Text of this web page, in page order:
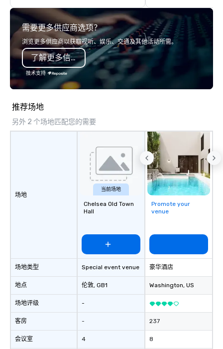
highly experienced and professional
team of chauffeurs and support staff;
you will know quality when you travel
with La Costa Limousine.
需要更多供应商选项？
浏览更多供应商以获取视听、娱乐、交通及其他活动所需。
了解更多信息
技术支持
推荐场地
另外 2 个场地匹配您的需要
场地
场地类型
地点
场地评级
客房
会议室
当前场地
Chelsea Old Town
Hall
Special event venue
伦敦, GB1
-
-
4
Promote your
venue
豪华酒店
Washington, US
237
8